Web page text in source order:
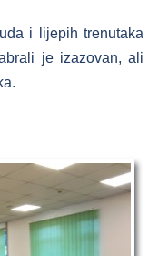
i lijepih trenutaka
je izazovan, ali